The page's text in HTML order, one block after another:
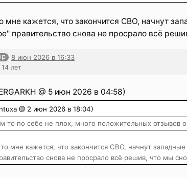
мне кажется, что закончится СВО, начнут
правительство снова не просрало всё
8 июн 2026 в 16:33
лет
@ 5 июн 2026 в 04:58)
@ 2 июн 2026 в 18:04)
то по себе не плох, много положительных отзывов
мне кажется, что закончится СВО, начнут
снова не просрало всё решив, что мы